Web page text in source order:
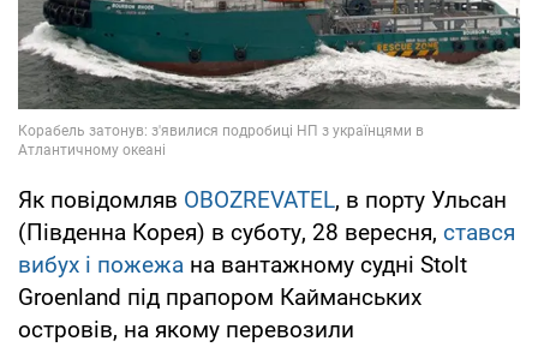
Як повідомляв OBOZREVATEL, в порту Ульсан
(Південна Корея) в суботу, 28 вересня, стався
вибух і пожежа на вантажному судні Stolt
Groenland під прапором Кайманських
островів, на якому перевозили